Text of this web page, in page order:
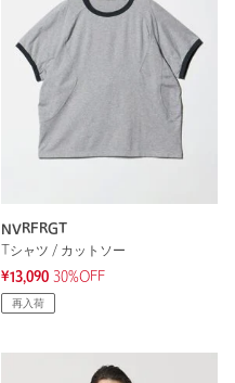
NVRFRGT
Tシャツ / カットソー
¥13,090 30%OFF
再入荷